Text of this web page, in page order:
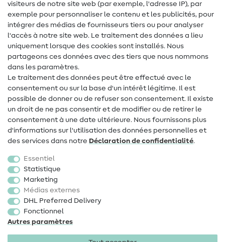
Tutos de couture
Aide & contact
Contact
Changement de propriétaire
FAQ
Droit de rétractation
Populaire
Accessoires de couture
Promotions
visiteurs de notre site web (par exemple, l'adresse IP), par
exemple pour personnaliser le contenu et les publicités, pour
intégrer des médias de fournisseurs tiers ou pour analyser
l'accès à notre site web. Le traitement des données a lieu
uniquement lorsque des cookies sont installés. Nous
partageons ces données avec des tiers que nous nommons
dans les paramètres.
Le traitement des données peut être effectué avec le
consentement ou sur la base d'un intérêt légitime. Il est
possible de donner ou de refuser son consentement. Il existe
un droit de ne pas consentir et de modifier ou de retirer le
consentement à une date ultérieure. Nous fournissons plus
d'informations sur l'utilisation des données personnelles et
des services dans notre Déclaration de confidentialité.
Essentiel
Statistique
Marketing
Médias externes
DHL Preferred Delivery
Fonctionnel
Autres paramètres